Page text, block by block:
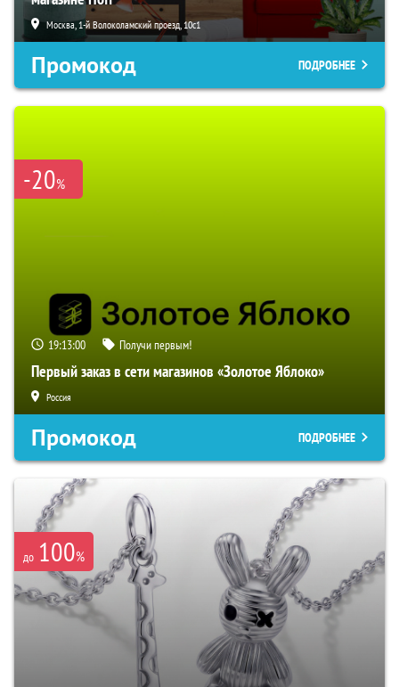
Москва, 1-й Волоколамский проезд, 10с1
Промокод ПОДРОБНЕЕ
-20%
19:12:59 Получи первым!
Первый заказ в сети магазинов «Золотое Яблоко»
Россия
Промокод ПОДРОБНЕЕ
до 100%